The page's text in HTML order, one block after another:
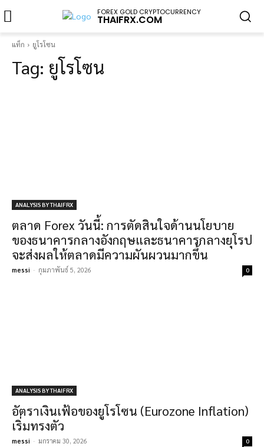
FOREX GOLD CRYPTOCURRENCY
THAIFRX.COM
แท็ก ยูโรโซน
Tag: ยูโรโซน
ANALYSIS BY THAIFRX
ตลาด Forex วันนี้: การตัดสินใจด้านนโยบาย
ของธนาคารกลางอังกฤษและธนาคารกลางยุโรป
จะส่งผลให้ตลาดมีความผันผวนมากขึ้น
messi - กุมภาพันธ์ 5, 2026 0
ANALYSIS BY THAIFRX
อัตราเงินเฟ้อของยูโรโซน (Eurozone Inflation)
เริ่มทรงตัว
messi - มกราคม 30, 2026 0